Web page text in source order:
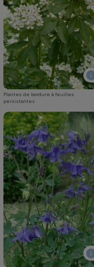
Plantes de bordure à feuilles
persistantes